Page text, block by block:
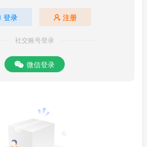
登录 注册
社交账号登录
微信登录